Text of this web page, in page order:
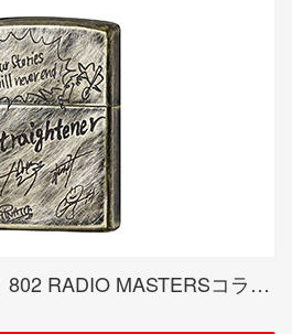
「STRAIGHTENER」802 RADIO MASTERSコラボモデル ブラスユーズド